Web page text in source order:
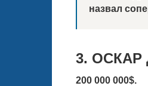
назвал
3. ОСКАР
200 000 000$.